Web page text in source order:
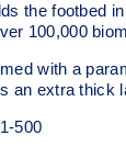
the footbed
100,000
with a
an extra thick
500